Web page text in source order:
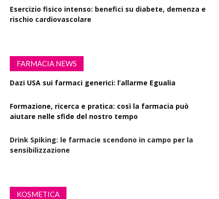
Esercizio fisico intenso: benefici su diabete, demenza e
rischio cardiovascolare
FARMACIA NEWS
Dazi USA sui farmaci generici: l’allarme Egualia
Formazione, ricerca e pratica: così la farmacia può
aiutare nelle sfide del nostro tempo
Drink Spiking: le farmacie scendono in campo per la
sensibilizzazione
KOSMETICA